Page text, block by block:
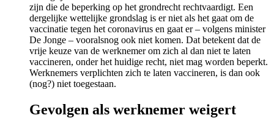
zijn die de beperking op het grondrecht rechtvaardigt. Een
dergelijke wettelijke grondslag is er niet als het gaat om de
vaccinatie tegen het coronavirus en gaat er – volgens minister
De Jonge – vooralsnog ook niet komen. Dat betekent dat de
vrije keuze van de werknemer om zich al dan niet te laten
vaccineren, onder het huidige recht, niet mag worden beperkt.
Werknemers verplichten zich te laten vaccineren, is dan ook
(nog?) niet toegestaan.
Gevolgen als werknemer weigert